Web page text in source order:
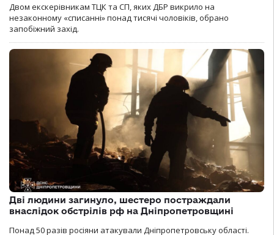
Двом екскерівникам ТЦК та СП, яких ДБР викрило на
незаконному «списанні» понад тисячі чоловіків, обрано
запобіжний захід.
Дві людини загинуло, шестеро постраждали
внаслідок обстрілів рф на Дніпропетровщині
Понад 50 разів росіяни атакували Дніпропетровську області.